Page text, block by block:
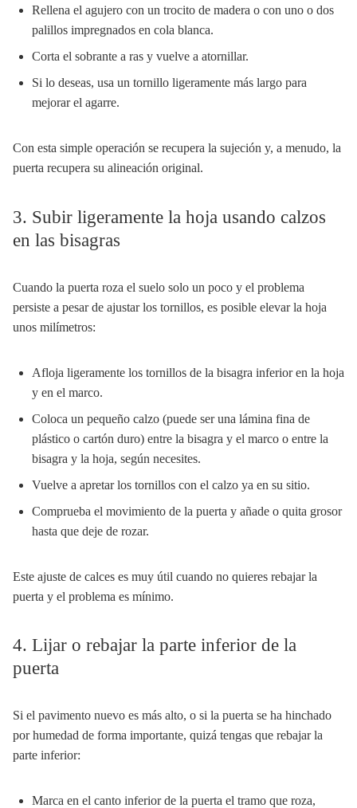
Rellena el agujero con un trocito de madera o con uno o dos
palillos impregnados en cola blanca.
Corta el sobrante a ras y vuelve a atornillar.
Si lo deseas, usa un tornillo ligeramente más largo para
mejorar el agarre.
Con esta simple operación se recupera la sujeción y, a menudo, la
puerta recupera su alineación original.
3. Subir ligeramente la hoja usando calzos
en las bisagras
Cuando la puerta roza el suelo solo un poco y el problema
persiste a pesar de ajustar los tornillos, es posible elevar la hoja
unos milímetros:
Afloja ligeramente los tornillos de la bisagra inferior en la hoja
y en el marco.
Coloca un pequeño calzo (puede ser una lámina fina de
plástico o cartón duro) entre la bisagra y el marco o entre la
bisagra y la hoja, según necesites.
Vuelve a apretar los tornillos con el calzo ya en su sitio.
Comprueba el movimiento de la puerta y añade o quita grosor
hasta que deje de rozar.
Este ajuste de calces es muy útil cuando no quieres rebajar la
puerta y el problema es mínimo.
4. Lijar o rebajar la parte inferior de la
puerta
Si el pavimento nuevo es más alto, o si la puerta se ha hinchado
por humedad de forma importante, quizá tengas que rebajar la
parte inferior:
Marca en el canto inferior de la puerta el tramo que roza,